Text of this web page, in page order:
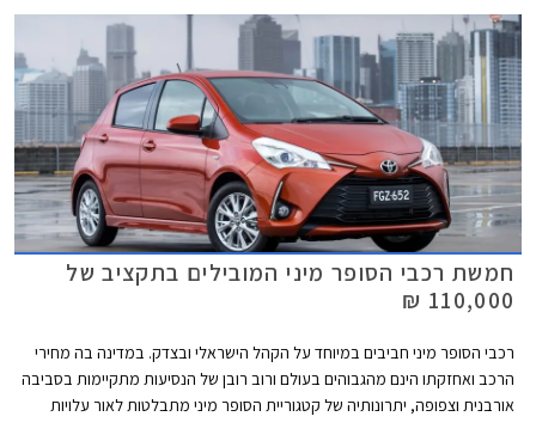
חמשת רכבי הסופר מיני המובילים בתקציב של
110,000 ₪
רכבי הסופר מיני חביבים במיוחד על הקהל הישראלי ובצדק. במדינה בה מחירי
הרכב ואחזקתו הינם מהגבוהים בעולם ורוב רובן של הנסיעות מתקיימות בסביבה
אורבנית וצפופה, יתרונותיה של קטגוריית הסופר מיני מתבלטות לאור עלויות